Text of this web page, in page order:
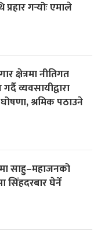
प्रहार गर्‍योः एमाले
क्षेत्रमा नीतिगत
व्यवसायीद्वारा
श्रमिक पठाउने
साहु–महाजनको
सिंहदरबार घेर्ने